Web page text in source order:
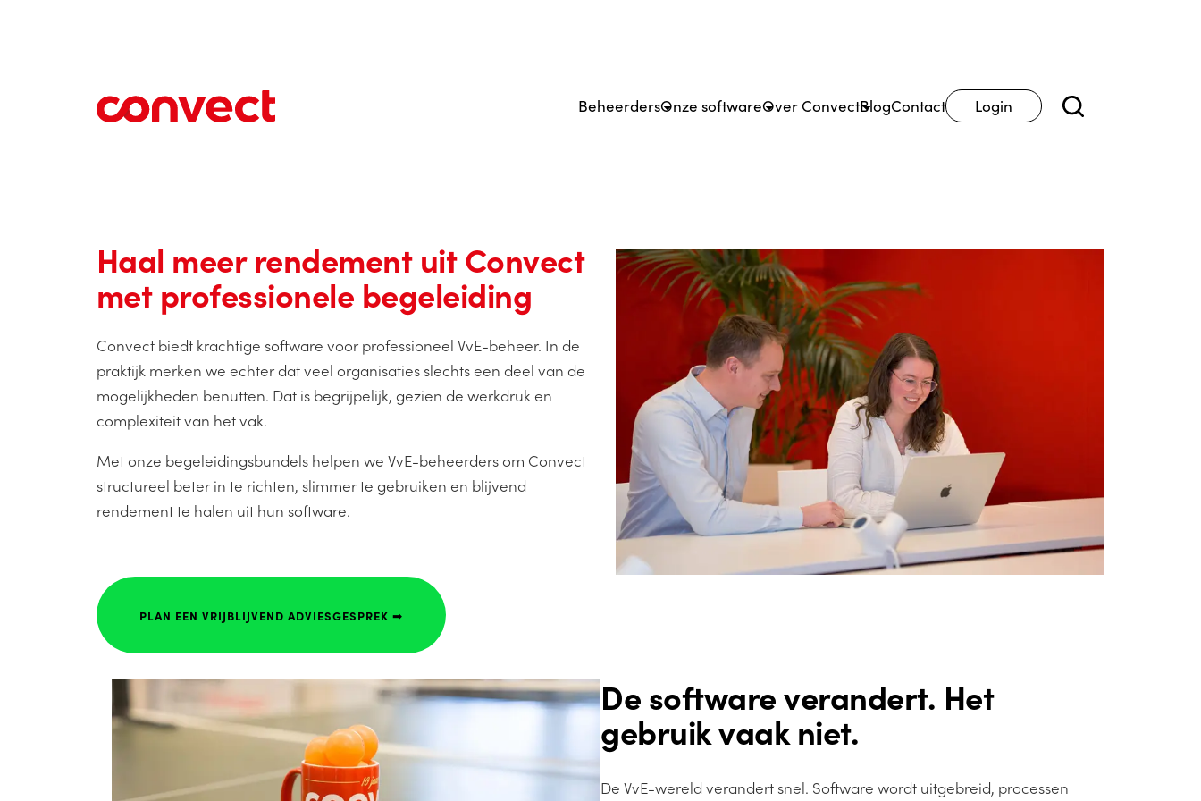
BeheerdersOnze softwareOver ConvectBlogContact Login
Haal meer rendement uit Convect
met professionele begeleiding
Convect biedt krachtige software voor professioneel VvE-beheer. In de
praktijk merken we echter dat veel organisaties slechts een deel van de
mogelijkheden benutten. Dat is begrijpelijk, gezien de werkdruk en
complexiteit van het vak.
Met onze begeleidingsbundels helpen we VvE-beheerders om Convect
structureel beter in te richten, slimmer te gebruiken en blijvend
rendement te halen uit hun software.
PLAN EEN VRIJBLIJVEND ADVIESGESPREK ➟
De software verandert. Het
gebruik vaak niet.
De VvE-wereld verandert snel. Software wordt uitgebreid, processen